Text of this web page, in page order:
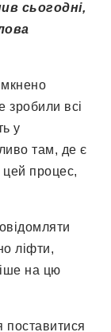
сьогодні,
зробили всі
у
там, де є
процес,
ліфти,
на цю
поставитися